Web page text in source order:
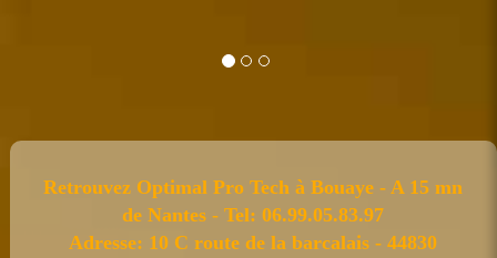
Retrouvez Optimal Pro Tech à Bouaye - A 15 mn
de Nantes - Tel: 06.99.05.83.97
Adresse: 10 C route de la barcalais - 44830